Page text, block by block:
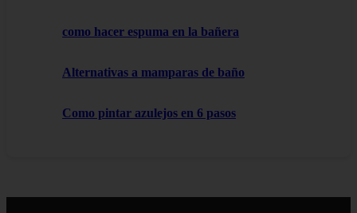
como hacer espuma en la bañera
Alternativas a mamparas de baño
Como pintar azulejos en 6 pasos